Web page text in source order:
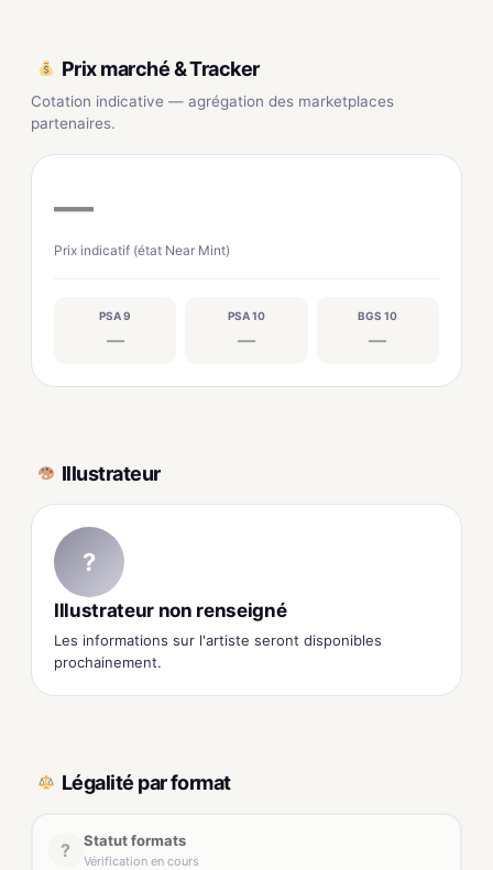
Prix marché & Tracker
Cotation indicative — agrégation des marketplaces
partenaires.
—
Prix indicatif (état Near Mint)
PSA 9
—
PSA 10
—
BGS 10
—
Illustrateur
?
Illustrateur non renseigné
Les informations sur l'artiste seront disponibles
prochainement.
Légalité par format
? Statut formats
Vérification en cours